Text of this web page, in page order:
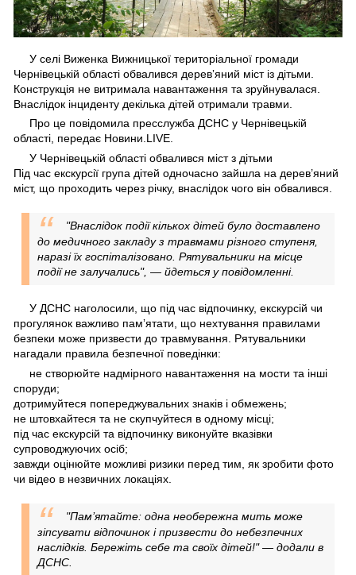
У селі Виженка Вижницької територіальної громади
Чернівецькій області обвалився деревʼяний міст із дітьми.
Конструкція не витримала навантаження та зруйнувалася.
Внаслідок інциденту декілька дітей отримали травми.
Про це повідомила пресслужба ДСНС у Чернівецькій
області, передає Новини.LIVE.
У Чернівецькій області обвалився міст з дітьми
Під час екскурсії група дітей одночасно зайшла на дерев’яний
міст, що проходить через річку, внаслідок чого він обвалився.
"Внаслідок події кількох дітей було доставлено
до медичного закладу з травмами різного ступеня,
наразі їх госпіталізовано. Рятувальники на місце
події не залучались", — йдеться у повідомленні.
У ДСНС наголосили, що під час відпочинку, екскурсій чи
прогулянок важливо памʼятати, що нехтування правилами
безпеки може призвести до травмування. Рятувальники
нагадали правила безпечної поведінки:
не створюйте надмірного навантаження на мости та інші
споруди;
дотримуйтеся попереджувальних знаків і обмежень;
не штовхайтеся та не скупчуйтеся в одному місці;
під час екскурсій та відпочинку виконуйте вказівки
супроводжуючих осіб;
завжди оцінюйте можливі ризики перед тим, як зробити фото
чи відео в незвичних локаціях.
"Пам’ятайте: одна необережна мить може
зіпсувати відпочинок і призвести до небезпечних
наслідків. Бережіть себе та своїх дітей!" — додали в
ДСНС.